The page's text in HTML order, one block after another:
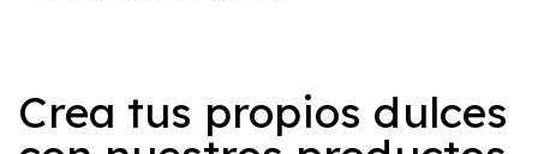
Crea tus propios dulces